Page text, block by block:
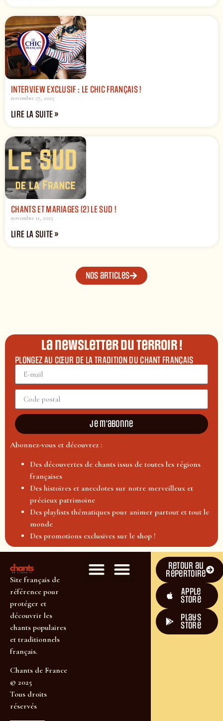
INTERVIEW EXCLUSIF : LE CHIC FRANÇAIS !
novembre 27, 2025
LIRE LA SUITE »
CHANTS ET MARIAGES (2) LE SUD !
novembre 11, 2025
LIRE LA SUITE »
Nos articles
La newsletter du terroir !
PLONGEZ AU CŒUR DE LA TRADITION DU CHANT FRANÇAIS
Je m'abonne
Abonnez-vous et découvrez :
Des découvertes de chants issus de toutes les régions
françaises
Des histoires et anecdotes sur notre merveilleux et
précieux patrimoine
Des playlists thématiques pour animer partout et tout le
monde
Des promotions exclusives sur le shop !
Site français de
référence pour
protéger et
découvrir les
chants populaires
et traditionnels
français.
Chants de France
© 2025
Tous droits
réservés
Retour au
répertoire
Apple
Store
plays
store